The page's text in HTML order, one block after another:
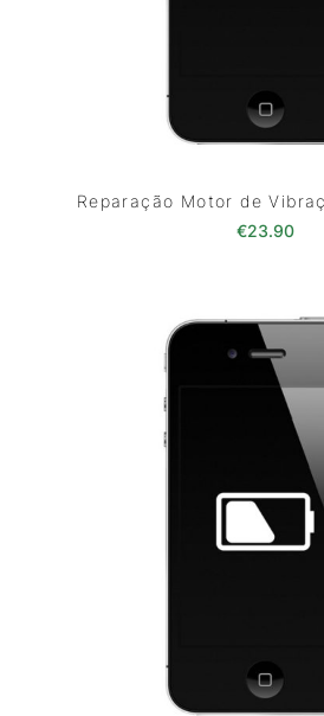
Reparação Motor de
€23.90